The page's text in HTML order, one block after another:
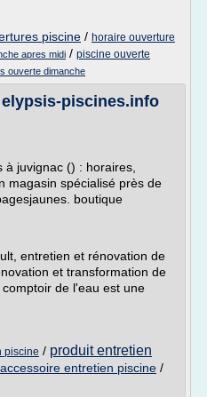
piscine / horaire ouverture
apres midi / piscine ouverte
ouverte dimanche
piscines.info
juvignac () : horaires,
magasin spécialisé près de
boutique
entretien et rénovation de
et transformation de
de l'eau est une
piscine / produit entretien
accessoire entretien piscine /